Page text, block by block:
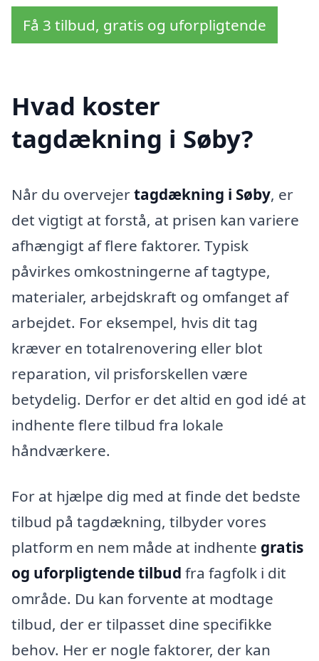
Få 3 tilbud, gratis og uforpligtende
Hvad koster
tagdækning i Søby?
Når du overvejertagdækning i Søby, er
det vigtigt at forstå, at prisen kan variere
afhængigt af flere faktorer. Typisk
påvirkes omkostningerne af tagtype,
materialer, arbejdskraft og omfanget af
arbejdet. For eksempel, hvis dit tag
kræver en totalrenovering eller blot
reparation, vil prisforskellen være
betydelig. Derfor er det altid en god idé at
indhente flere tilbud fra lokale
håndværkere.
For at hjælpe dig med at finde det bedste
tilbud på tagdækning, tilbyder vores
platform en nem måde at indhente gratis
og uforpligtende tilbud fra fagfolk i dit
område. Du kan forvente at modtage
tilbud, der er tilpasset dine specifikke
behov. Her er nogle faktorer, der kan